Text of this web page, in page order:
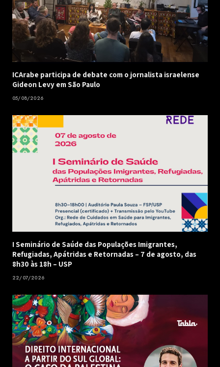
ICArabe participa de debate com o jornalista israelense
Gideon Levy em São Paulo
05/08/2026
I Seminário de Saúde das Populações Imigrantes,
Refugiadas, Apátridas e Retornadas – 7 de agosto, das
8h30 às 18h – USP
22/07/2026